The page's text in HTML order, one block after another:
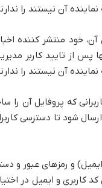
آن نیستند را
خود منتشر کننده
از تایید کاربر
آن نیستند را
که پروفایل آن را
شود تا دسترسی
و رمزهای عبور و
و ایمیل در